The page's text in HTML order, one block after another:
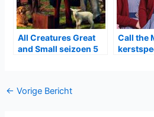
All Creatures Great
and Small seizoen 5
Call the
Bericht
← Vorige Bericht